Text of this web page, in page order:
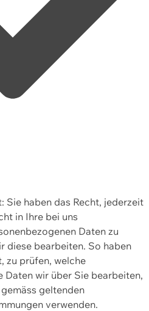
Sie haben das Recht, jederzeit
in Ihre bei uns
Daten zu
diese bearbeiten. So haben
zu prüfen, welche
Daten wir über Sie bearbeiten,
geltenden
verwenden.